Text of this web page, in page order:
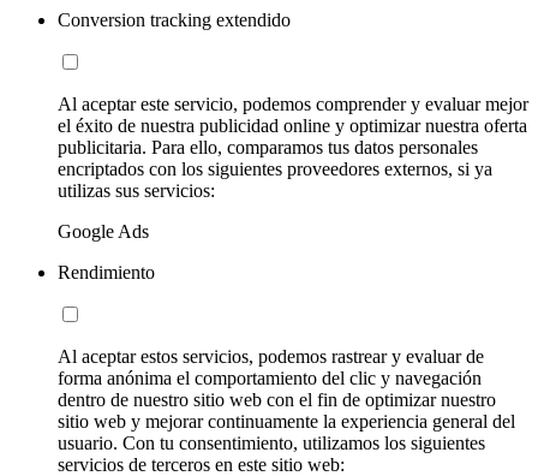
Conversion tracking extendido
Al aceptar este servicio, podemos comprender y evaluar mejor
el éxito de nuestra publicidad online y optimizar nuestra oferta
publicitaria. Para ello, comparamos tus datos personales
encriptados con los siguientes proveedores externos, si ya
utilizas sus servicios:
Google Ads
Rendimiento
Al aceptar estos servicios, podemos rastrear y evaluar de
forma anónima el comportamiento del clic y navegación
dentro de nuestro sitio web con el fin de optimizar nuestro
sitio web y mejorar continuamente la experiencia general del
usuario. Con tu consentimiento, utilizamos los siguientes
servicios de terceros en este sitio web: